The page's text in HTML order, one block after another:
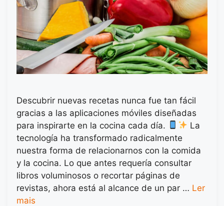
Descubrir nuevas recetas nunca fue tan fácil
gracias a las aplicaciones móviles diseñadas
para inspirarte en la cocina cada día.
La
tecnología ha transformado radicalmente
nuestra forma de relacionarnos con la comida
y la cocina. Lo que antes requería consultar
libros voluminosos o recortar páginas de
revistas, ahora está al alcance de un par … Ler
mais